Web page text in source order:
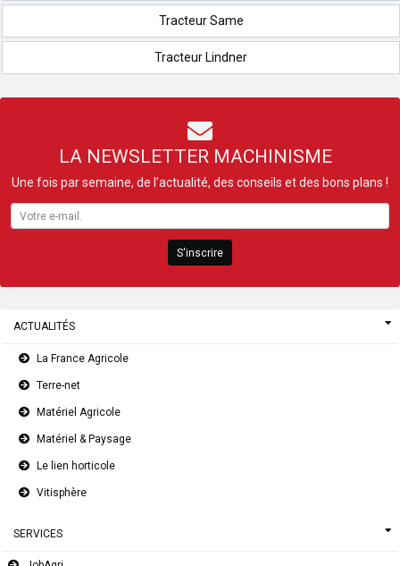
Tracteur Same
Tracteur Lindner
LA NEWSLETTER MACHINISME
Une fois par semaine, de l’actualité, des conseils et des bons plans !
S'inscrire
ACTUALITÉS
La France Agricole
Terre-net
Matériel Agricole
Matériel & Paysage
Le lien horticole
Vitisphère
SERVICES